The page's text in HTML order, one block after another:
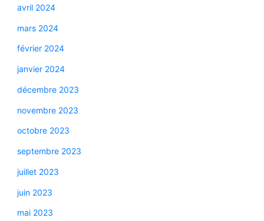
avril 2024
mars 2024
février 2024
janvier 2024
décembre 2023
novembre 2023
octobre 2023
septembre 2023
juillet 2023
juin 2023
mai 2023